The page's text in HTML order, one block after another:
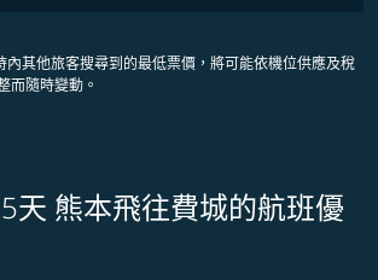
其他旅客搜尋到的最低票價，將可能依機位供應及稅
而隨時變動。
天 熊本飛往費城的航班優